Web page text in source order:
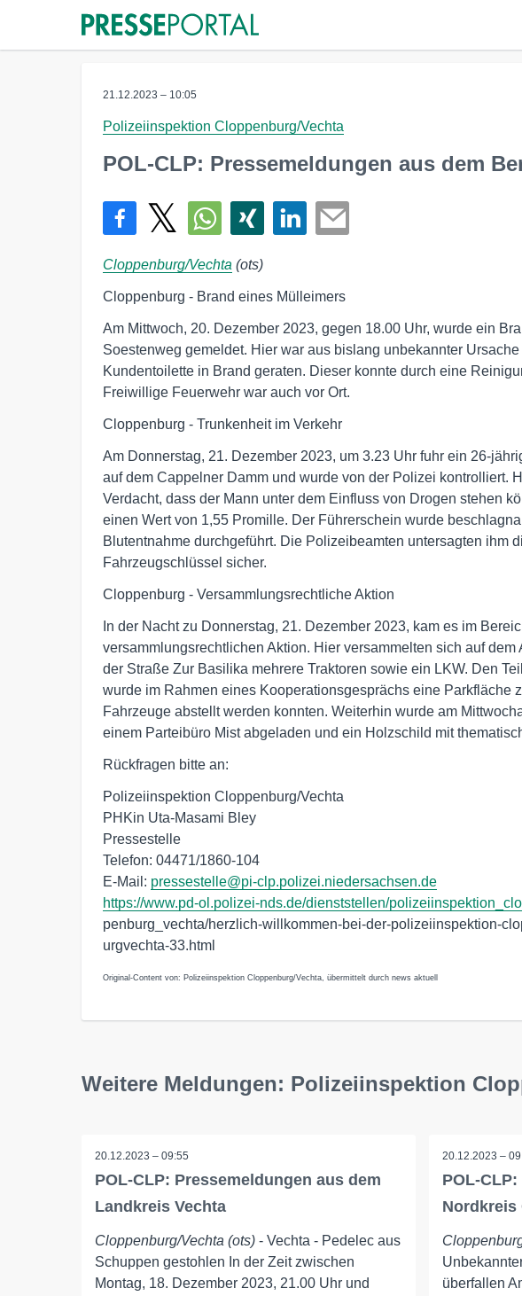
21.12.2023 – 10:05
Polizeiinspektion Cloppenburg/Vechta
POL-CLP: Pressemeldungen aus dem
Cloppenburg/Vechta (ots)
Cloppenburg - Brand eines Mülleimers
Am Mittwoch, 20. Dezember 2023, gegen 18.00 Uhr, wurde ein
Soestenweg gemeldet. Hier war aus bislang unbekannter
Kundentoilette in Brand geraten. Dieser konnte durch eine
Freiwillige Feuerwehr war auch vor Ort.
Cloppenburg - Trunkenheit im Verkehr
Am Donnerstag, 21. Dezember 2023, um 3.23 Uhr fuhr ein 26-
auf dem Cappelner Damm und wurde von der Polizei kontrolliert.
Verdacht, dass der Mann unter dem Einfluss von Drogen stehen
einen Wert von 1,55 Promille. Der Führerschein wurde
Blutentnahme durchgeführt. Die Polizeibeamten untersagten ihm
Fahrzeugschlüssel sicher.
Cloppenburg - Versammlungsrechtliche Aktion
In der Nacht zu Donnerstag, 21. Dezember 2023, kam es im
versammlungsrechtlichen Aktion. Hier versammelten sich auf
der Straße Zur Basilika mehrere Traktoren sowie ein LKW. Den
wurde im Rahmen eines Kooperationsgesprächs eine Parkfläche
Fahrzeuge abstellt werden konnten. Weiterhin wurde am
einem Parteibüro Mist abgeladen und ein Holzschild mit
Rückfragen bitte an:
Polizeiinspektion Cloppenburg/Vechta
PHKin Uta-Masami Bley
Pressestelle
Telefon: 04471/1860-104
E-Mail: pressestelle@pi-clp.polizei.niedersachsen.de
https://www.pd-ol.polizei-nds.de/dienststellen/
penburg_vechta/herzlich-willkommen-bei-der-polizeiinspektion-
urgvechta-33.html
Original-Content von: Polizeiinspektion Cloppenburg/Vechta, übermittelt durch news aktuell
Weitere Meldungen: Polizeiinspektion
20.12.2023 – 09:55
POL-CLP: Pressemeldungen aus dem
Landkreis Vechta
Cloppenburg/Vechta (ots) - Vechta - Pedelec aus
Schuppen gestohlen In der Zeit zwischen
Montag, 18. Dezember 2023, 21.00 Uhr und
20.12.2023 –
POL-
Nordkreis
überfallen